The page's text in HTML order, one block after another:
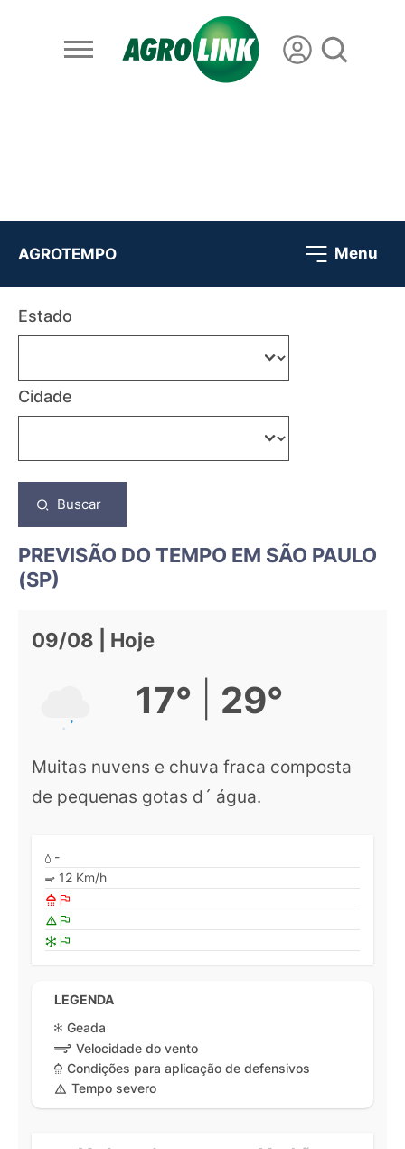
AGROTEMPO Menu
Estado
Cidade
Buscar
PREVISÃO DO TEMPO EM SÃO PAULO
(SP)
09/08 | Hoje
17° 29°
Muitas nuvens e chuva fraca composta
de pequenas gotas d´ água.
-
12 Km/h
LEGENDA
Geada
Velocidade do vento
Condições para aplicação de defensivos
Tempo severo